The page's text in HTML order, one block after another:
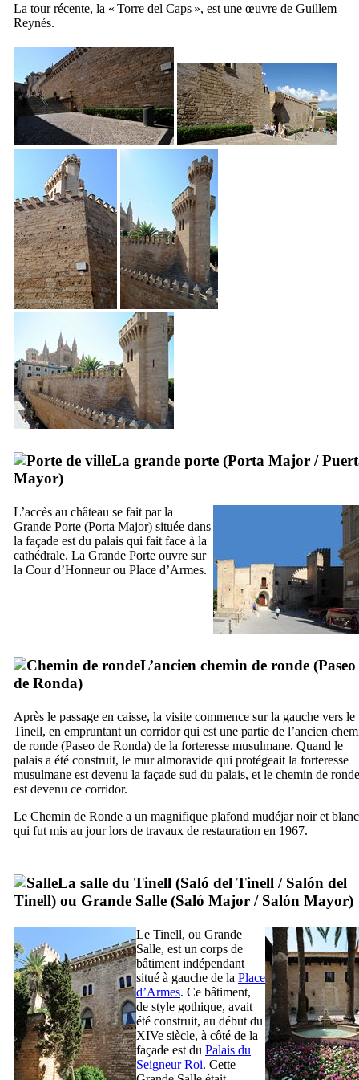
La tour récente, la « Torre del Caps », est une œuvre de Guillem
Reynés.
La grande porte (Porta Major /
Mayor)
L’accès au château se fait par la
Grande Porte (Porta Major) située dans
la façade est du palais qui fait face à la
cathédrale. La Grande Porte ouvre sur
la Cour d’Honneur ou Place d’Armes.
L’ancien chemin de ronde (Paseo
de Ronda)
Après le passage en caisse, la visite commence sur la gauche vers le
Tinell, en empruntant un corridor qui est une partie de l’ancien
de ronde (Paseo de Ronda) de la forteresse musulmane. Quand le
palais a été construit, le mur almoravide qui protégeait la forteresse
musulmane est devenu la façade sud du palais, et le chemin de ronde
est devenu ce corridor.
Le Chemin de Ronde a un magnifique plafond mudéjar noir et blanc
qui fut mis au jour lors de travaux de restauration en 1967.
La salle du Tinell (Saló del Tinell / Salón del
Tinell) ou Grande Salle (Saló Major / Salón Mayor)
Le Tinell, ou Grande
Salle, est un corps de
bâtiment indépendant
situé à gauche de la Place
d’Armes. Ce bâtiment,
de style gothique, avait
été construit, au début du
XIVe siècle, à côté de la
façade est du Palais du
Seigneur Roi. Cette